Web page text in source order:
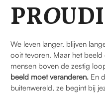
PRO
We leven langer, blijven
ooit tevoren. Maar het
mensen boven de zestig
beeld moet veranderen. En
buitenwereld, ze begint bij